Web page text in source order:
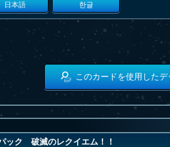
日本語 한글
このカードを使用した
ック 破滅のレクイエム！！